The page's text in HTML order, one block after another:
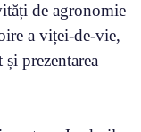
de agronomie
a viței-de-vie,
prezentarea